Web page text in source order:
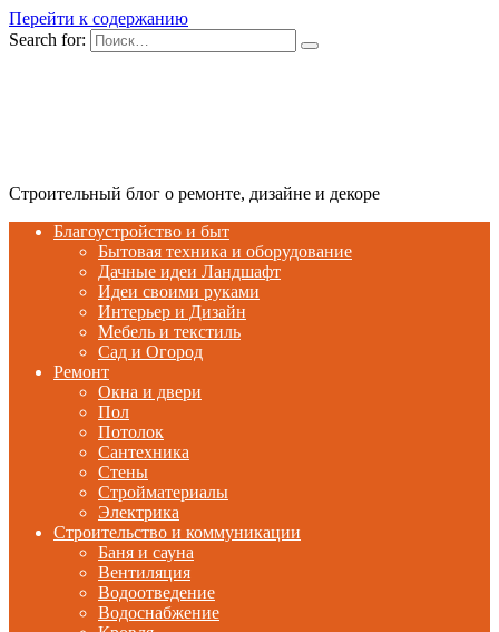
Перейти к содержанию
Search for:
Строительный блог о ремонте, дизайне и декоре
Благоустройство и быт
Бытовая техника и оборудование
Дачные идеи Ландшафт
Идеи своими руками
Интерьер и Дизайн
Мебель и текстиль
Сад и Огород
Ремонт
Окна и двери
Пол
Потолок
Сантехника
Стены
Стройматериалы
Электрика
Строительство и коммуникации
Баня и сауна
Вентиляция
Водоотведение
Водоснабжение